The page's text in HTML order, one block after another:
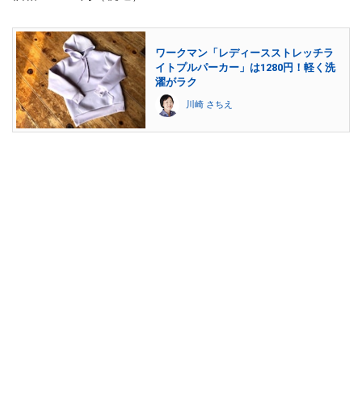
ワークマン「レディースストレッチラ
イトプルパーカー」は1280円！軽く洗
濯がラク
川崎 さちえ